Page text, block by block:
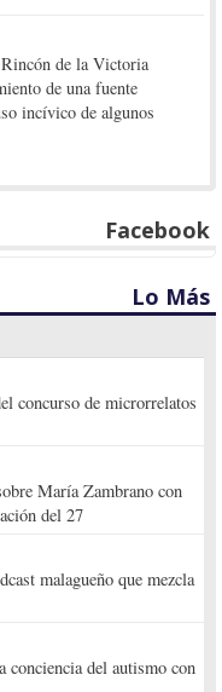
de la Victoria
de una fuente
incívico de algunos
Facebook
Lo Más
concurso de microrrelatos
María Zambrano con
del 27
malagueño que mezcla
del autismo con